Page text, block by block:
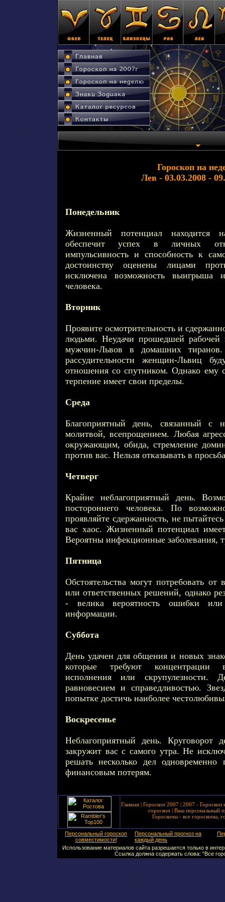
Гороскоп на
Лев - 03.03.2008 -
Понедельник
Жизненный потенциал находится
обеспечит успех в личных
импульсивность и способность к
достоинству оценены лицами
исключена возможность выигрыша
человека.
Вторник
Проявите осмотрительность и
людьми. Неудачи прошедшей рабочей
мужчин-Львов в домашних
рассудительности женщин-Львиц
отношения со спутником. Однако ему
терпение имеет свои пределы.
Среда
Благоприятный день, связанный с
молитвой, всепрощением. Любая
окружающим, обида, стремление
против вас. Нельзя отказывать в
Четверг
Крайне неблагоприятный день.
постороннего человека. По
проявляйте сдержанность, не
вас хаос. Жизненный потенциал
Вероятны инфекционные заболевания,
Пятница
Обстоятельства могут потребовать
или ответственных решений, однако
- велика вероятность ошибки или
информации.
Суббота
День удачен для общения и новых
которые требуют концентрации
исполнения или скрупулезности.
равновесием и справедливостью.
попытке достичь наиболее
Воскресенье
Неблагоприятный день. Круговорот
закружит вас с самого утра. Не
решать несколько дел
финансовым потерям.
Главная | Гороскоп 2007 | 2007 - Гороскоп
гороскоп| Ваш персональный
Гороскопы - все гороскопы,
Персональный гороскоп
совместимости!
Персональный прогноз на
каждый день
Использование материалов сайта разрешается только в
Ссылка должна содержать слова: "Все